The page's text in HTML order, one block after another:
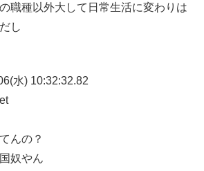
職種以外大して日常生活に変わりは
し
水) 10:32:32.82
んの？
奴やん